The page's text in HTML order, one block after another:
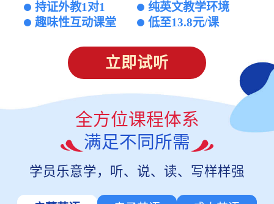
持证外教1对1
纯英文教学环境
趣味性互动课堂
低至13.8元/课
立即试听
全方位课程体系
满足不同所需
学员乐意学，听、说、读、写样样强